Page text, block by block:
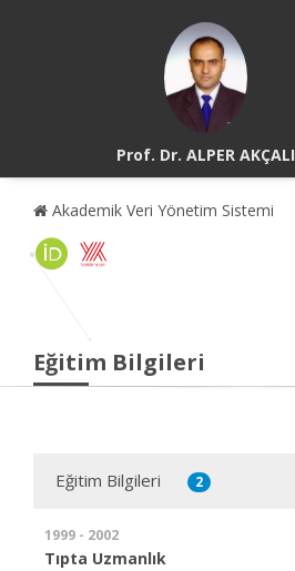
Prof. Dr. ALPER AKÇALI
Akademik Veri Yönetim Sistemi
Eğitim Bilgileri
Eğitim Bilgileri 2
1999 - 2002
Tıpta Uzmanlık